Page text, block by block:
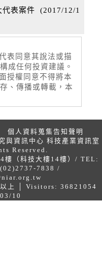
代表案件 (2017/12/1
表同意其說法或描
成任何投資建議。
授權同意不得將本
、傳播或轉載，本
個人資料蒐集告知聲明
與資訊中心 科技產業資訊室
Reserved.
樓（科技大樓14樓）/ TEL:
7838 /
上 │ Visitors: 36821054
10